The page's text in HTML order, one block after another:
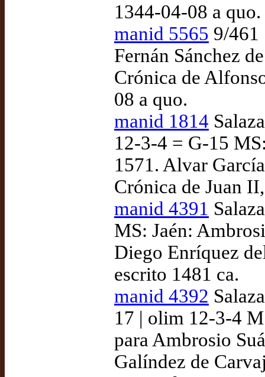
1344-04-08 a quo.
manid 5565 9/461
Fernán Sánchez
Crónica de
08 a quo.
manid 1814
12-3-4 = G-15
1571. Alvar
Crónica de Juan
manid 4391
MS: Jaén:
Diego Enríquez
escrito 1481 ca.
manid 4392
17 | olim 12-3-4
para Ambrosio
Galíndez de